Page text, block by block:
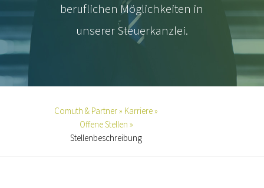
beruflichen Möglichkeiten in
unserer Steuerkanzlei.
Comuth & Partner » Karriere »
Offene Stellen »
Stellenbeschreibung